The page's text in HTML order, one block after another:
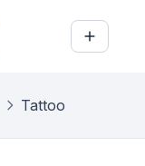
Tattoo